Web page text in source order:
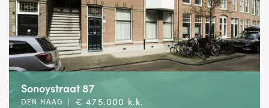
Sonoystraat 87
DEN HAAG | € 475.000 k.k.